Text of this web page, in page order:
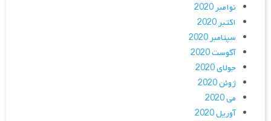
نوامبر 2020
اکتبر 2020
سپتامبر 2020
آگوست 2020
جولای 2020
ژوئن 2020
می 2020
آوریل 2020